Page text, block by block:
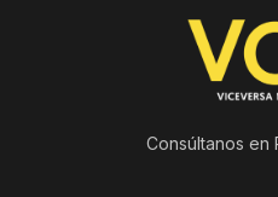
Consúltanos en